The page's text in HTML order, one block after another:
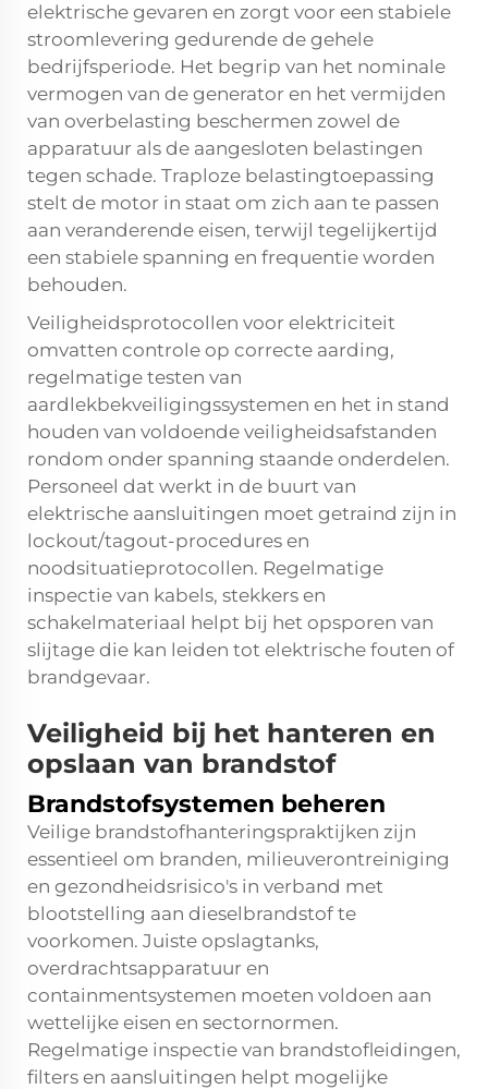
elektrische gevaren en zorgt voor een stabiele
stroomlevering gedurende de gehele
bedrijfsperiode. Het begrip van het nominale
vermogen van de generator en het vermijden
van overbelasting beschermen zowel de
apparatuur als de aangesloten belastingen
tegen schade. Traploze belastingtoepassing
stelt de motor in staat om zich aan te passen
aan veranderende eisen, terwijl tegelijkertijd
een stabiele spanning en frequentie worden
behouden.
Veiligheidsprotocollen voor elektriciteit
omvatten controle op correcte aarding,
regelmatige testen van
aardlekbekveiligingssystemen en het in stand
houden van voldoende veiligheidsafstanden
rondom onder spanning staande onderdelen.
Personeel dat werkt in de buurt van
elektrische aansluitingen moet getraind zijn in
lockout/tagout-procedures en
noodsituatieprotocollen. Regelmatige
inspectie van kabels, stekkers en
schakelmateriaal helpt bij het opsporen van
slijtage die kan leiden tot elektrische fouten of
brandgevaar.
Veiligheid bij het hanteren en
opslaan van brandstof
Brandstofsystemen beheren
Veilige brandstofhanteringspraktijken zijn
essentieel om branden, milieuverontreiniging
en gezondheidsrisico's in verband met
blootstelling aan dieselbrandstof te
voorkomen. Juiste opslagtanks,
overdrachtsapparatuur en
containmentsystemen moeten voldoen aan
wettelijke eisen en sectornormen.
Regelmatige inspectie van brandstofleidingen,
filters en aansluitingen helpt mogelijke